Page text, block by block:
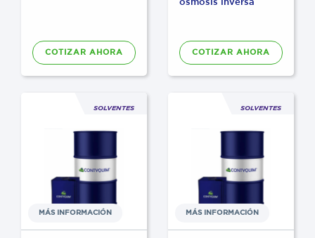
COTIZAR AHORA
osmosis inversa
COTIZAR AHORA
SOLVENTES
MÁS INFORMACIÓN
SOLVENTES
MÁS INFORMACIÓN